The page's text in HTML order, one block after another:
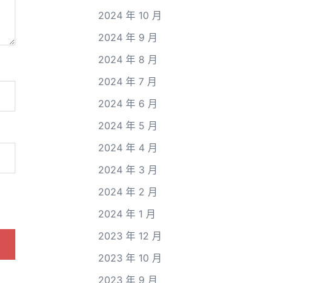
2024 年 10 月
2024 年 9 月
2024 年 8 月
2024 年 7 月
2024 年 6 月
2024 年 5 月
2024 年 4 月
2024 年 3 月
2024 年 2 月
2024 年 1 月
2023 年 12 月
2023 年 10 月
2023 年 9 月